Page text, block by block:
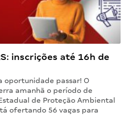
inscrições até 16h de
oportunidade passar! O
amanhã o período de
de Proteção Ambiental
ofertando 56 vagas para